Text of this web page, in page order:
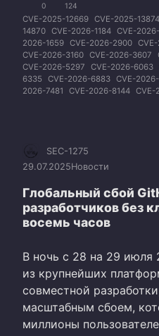
0 124
CVE-2025-12669 CVE-2025-13874
14870 CVE-2026-1184 CVE-
2026-1659 CVE-2026-2900
CVE-2026-3160 CVE-2026-3607
CVE-2026-5297
CVE-2026-6063
6335
CVE-2026-6883 CVE-
2026-7481
CVE-2026-8144 CVE-
SEC-1275
29.07.2025Новости
Глобальный сбой
разработчиков без
восемь часов
В ночь с 28 на 29 июля
из крупнейших
совместной
масштабным сбоем,
миллионы